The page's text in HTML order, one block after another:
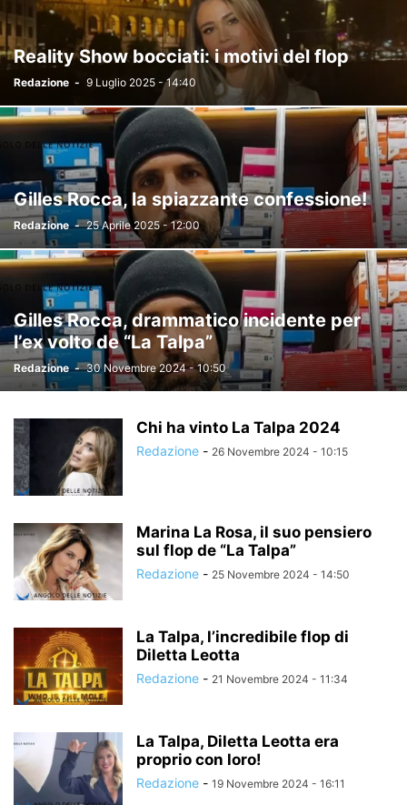
PECHINO EXPRESS 2025 PERSONAGGI TV PROGRAMMI TV
REDAZIONE ANGOLO SANREMO 2022 SANREMO 2023
SANREMO 2024 SANREMO 2025 SPORT TEMPTATION ISLAND
THE COUPLE THE FAMILY TRADIMENTO
UOMINI E DONNE VERISSIMO X FACTOR
Reality Show bocciati: i motivi del flop
Redazione - 9 Luglio 2025 - 14:40
Gilles Rocca, la spiazzante confessione!
Redazione - 25 Aprile 2025 - 12:00
Gilles Rocca, drammatico incidente per
l’ex volto de “La Talpa”
Redazione - 30 Novembre 2024 - 10:50
Chi ha vinto La Talpa 2024
Redazione - 26 Novembre 2024 - 10:15
Marina La Rosa, il suo pensiero
sul flop de “La Talpa”
Redazione - 25 Novembre 2024 - 14:50
La Talpa, l’incredibile flop di
Diletta Leotta
Redazione - 21 Novembre 2024 - 11:34
La Talpa, Diletta Leotta era
proprio con loro!
Redazione - 19 Novembre 2024 - 16:11